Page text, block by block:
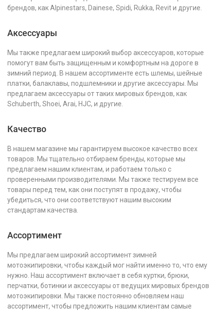
брендов, как Alpinestars, Dainese, Spidi, Rukka, Revit и другие.
Аксессуары
Мы также предлагаем широкий выбор аксессуаров, которые
помогут вам быть защищенным и комфортным на дороге в
зимний период. В нашем ассортименте есть шлемы, шейные
платки, балаклавы, подшлемники и другие аксессуары. Мы
предлагаем аксессуары от таких мировых брендов, как
Schuberth, Shoei, Arai, HJC, и другие.
Качество
В нашем магазине мы гарантируем высокое качество всех
товаров. Мы тщательно отбираем бренды, которые мы
предлагаем нашим клиентам, и работаем только с
проверенными производителями. Мы также тестируем все
товары перед тем, как они поступят в продажу, чтобы
убедиться, что они соответствуют нашим высоким
стандартам качества.
Ассортимент
Мы предлагаем широкий ассортимент зимней
мотоэкипировки, чтобы каждый мог найти именно то, что ему
нужно. Наш ассортимент включает в себя куртки, брюки,
перчатки, ботинки и аксессуары от ведущих мировых брендов
мотоэкипировки. Мы также постоянно обновляем наш
ассортимент, чтобы предложить нашим клиентам самые